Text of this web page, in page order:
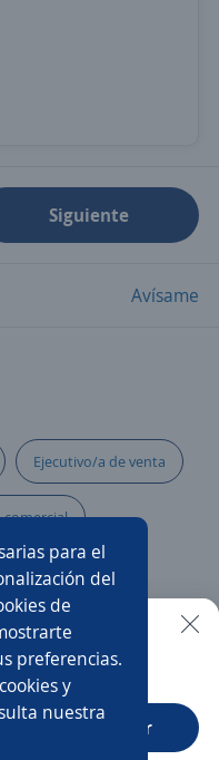
para el
del
de
preferencias.
y
nuestra
Siguiente
Avísame
Ejecutivo/a de venta
comercial
de ventas
a de cambaceo
a puerta a puerta
en la app
Abrir